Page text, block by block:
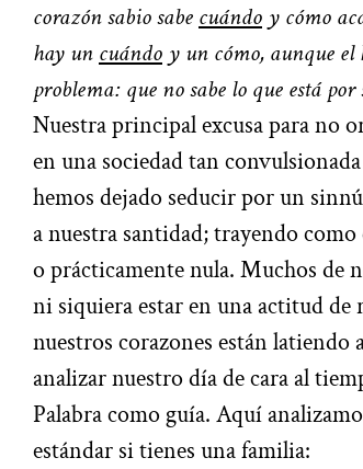
corazón sabio sabe cuándo y cómo
hay un cuándo y un cómo, aunque
problema: que no sabe lo que está
Nuestra principal excusa para no
en una sociedad tan
hemos dejado seducir por un
a nuestra santidad; trayendo
o prácticamente nula. Muchos de
ni siquiera estar en una actitud de
nuestros corazones están latiendo
analizar nuestro día de cara al
Palabra como guía. Aquí
estándar si tienes una familia: